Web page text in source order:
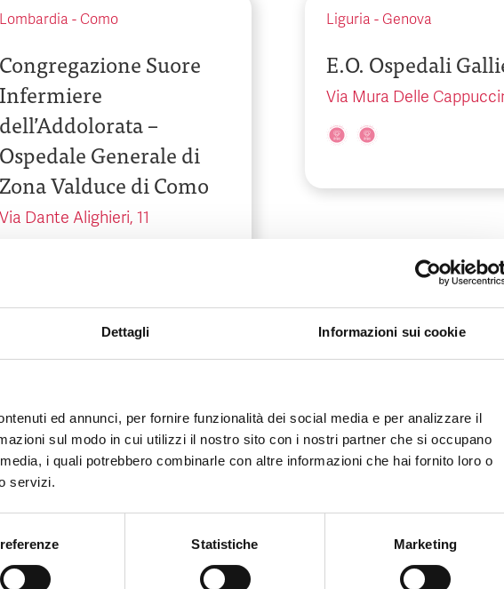
Dettagli Informazioni sui cookie
ed annunci, per fornire funzionalità dei social media e per analizzare il
sul modo in cui utilizzi il nostro sito con i nostri partner che si occupano
i quali potrebbero combinarle con altre informazioni che hai fornito loro o
servizi.
Statistiche Marketing
Lombardia - Como
Congregazione Suore
Infermiere
dell’Addolorata –
Ospedale Generale di
Zona Valduce di Como
Via Dante Alighieri, 11
Liguria - Genova
E.O. Ospedali
Via Mura Delle
Campania- Napoli
Evangelica
Argine, 604
Lombardia Milano
Fondazione IRCCS
Maggiore
Via Francesco Sforza, 28